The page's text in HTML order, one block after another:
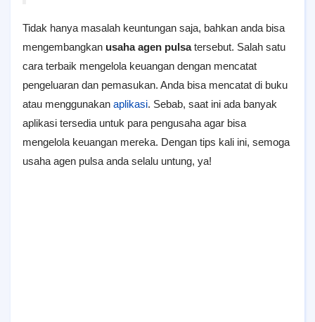
Tidak hanya masalah keuntungan saja, bahkan anda bisa
mengembangkan usaha agen pulsatersebut. Salah satu
cara terbaik mengelola keuangan dengan mencatat
pengeluaran dan pemasukan. Anda bisa mencatat di buku
atau menggunakan aplikasi. Sebab, saat ini ada banyak
aplikasi tersedia untuk para pengusaha agar bisa
mengelola keuangan mereka. Dengan tips kali ini, semoga
usaha agen pulsa anda selalu untung, ya!